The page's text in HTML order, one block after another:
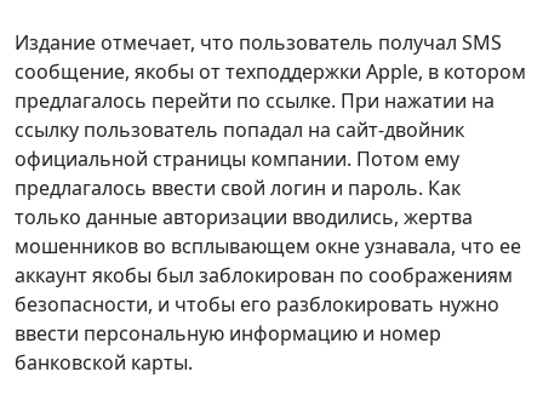
Издание отмечает, что пользователь получал SMS
сообщение, якобы от техподдержки Apple, в котором
предлагалось перейти по ссылке. При нажатии на
ссылку пользователь попадал на сайт-двойник
официальной страницы компании. Потом ему
предлагалось ввести свой логин и пароль. Как
только данные авторизации вводились, жертва
мошенников во всплывающем окне узнавала, что ее
аккаунт якобы был заблокирован по соображениям
безопасности, и чтобы его разблокировать нужно
ввести персональную информацию и номер
банковской карты.